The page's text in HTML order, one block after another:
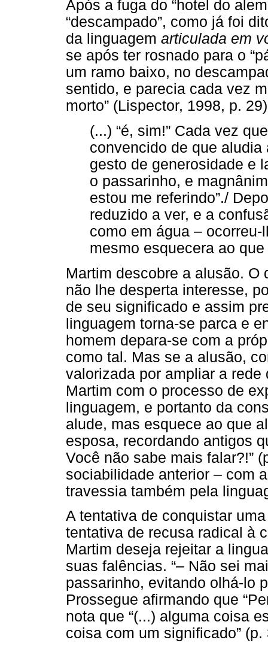
Após a fuga do “hotel do
“descampado”, como já foi
da linguagem articulada em
se após ter rosnado para o
um ramo baixo, no
sentido, e parecia cada vez
morto” (Lispector, 1998, p.
(...) “é, sim!” Cada vez
convencido de que
gesto de generosidade e
o passarinho, e
estou me referindo”./
reduzido a ver, e a
como em água –
mesmo esquecera ao
Martim descobre a alusão.
não lhe desperta interesse,
de seu significado e assim
linguagem torna-se parca e
homem depara-se com a
como tal. Mas se a alusão,
valorizada por ampliar a
Martim com o processo de
linguagem, e portanto da
alude, mas esquece ao que
esposa, recordando antigos
Você não sabe mais falar?!”
sociabilidade anterior – com
travessia também pela
A tentativa de conquistar
tentativa de recusa radical à
Martim deseja rejeitar a
suas falências. “– Não sei
passarinho, evitando olhá-lo
Prossegue afirmando que
nota que “(...) alguma coisa
coisa com um significado” (p.